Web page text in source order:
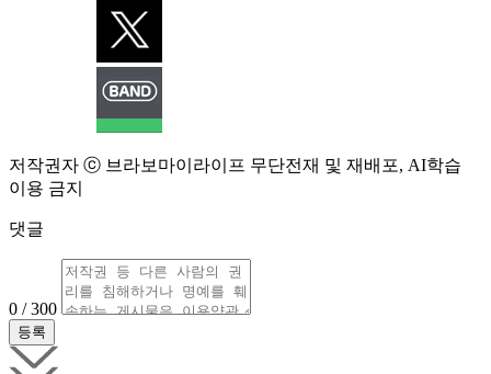
저작권자 ⓒ 브라보마이라이프 무단전재 및 재배포, AI학습
이용 금지
댓글
0 / 300